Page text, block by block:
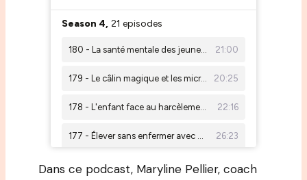
Dans ce podcast, Maryline Pellier, coach